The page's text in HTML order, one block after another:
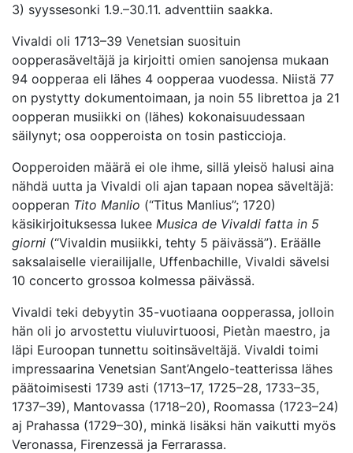
3) syyssesonki 1.9.–30.11. adventtiin saakka.
Vivaldi oli 1713–39 Venetsian suosituin
oopperasäveltäjä ja kirjoitti omien sanojensa mukaan
94 oopperaa eli lähes 4 oopperaa vuodessa. Niistä 77
on pystytty dokumentoimaan, ja noin 55 librettoa ja 21
oopperan musiikki on (lähes) kokonaisuudessaan
säilynyt; osa oopperoista on tosin pasticcioja.
Oopperoiden määrä ei ole ihme, sillä yleisö halusi aina
nähdä uutta ja Vivaldi oli ajan tapaan nopea säveltäjä:
oopperan Tito Manlio (“Titus Manlius”; 1720)
käsikirjoituksessa lukee Musica de Vivaldi fatta in 5
giorni (“Vivaldin musiikki, tehty 5 päivässä”). Eräälle
saksalaiselle vierailijalle, Uffenbachille, Vivaldi sävelsi
10 concerto grossoa kolmessa päivässä.
Vivaldi teki debyytin 35-vuotiaana oopperassa, jolloin
hän oli jo arvostettu viuluvirtuoosi, Pietàn maestro, ja
läpi Euroopan tunnettu soitinsäveltäjä. Vivaldi toimi
impressaarina Venetsian Sant’Angelo-teatterissa lähes
päätoimisesti 1739 asti (1713–17, 1725–28, 1733–35,
1737–39), Mantovassa (1718–20), Roomassa (1723–24)
aj Prahassa (1729–30), minkä lisäksi hän vaikutti myös
Veronassa, Firenzessä ja Ferrarassa.